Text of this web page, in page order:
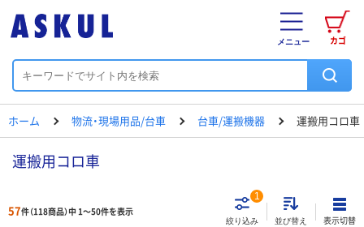
カゴ
メニュー
ホーム 物流・現場用品/台車 台車/運搬機器 運搬用コロ車
運搬用コロ車
57件（118商品）中 1～50件を表示
絞り込み
1
並び替え 表示切替